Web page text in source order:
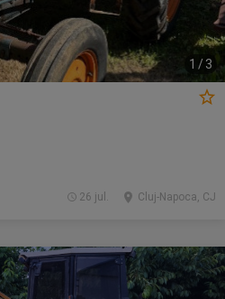
1 /3
Cluj-Napoca, CJ
26 jul.